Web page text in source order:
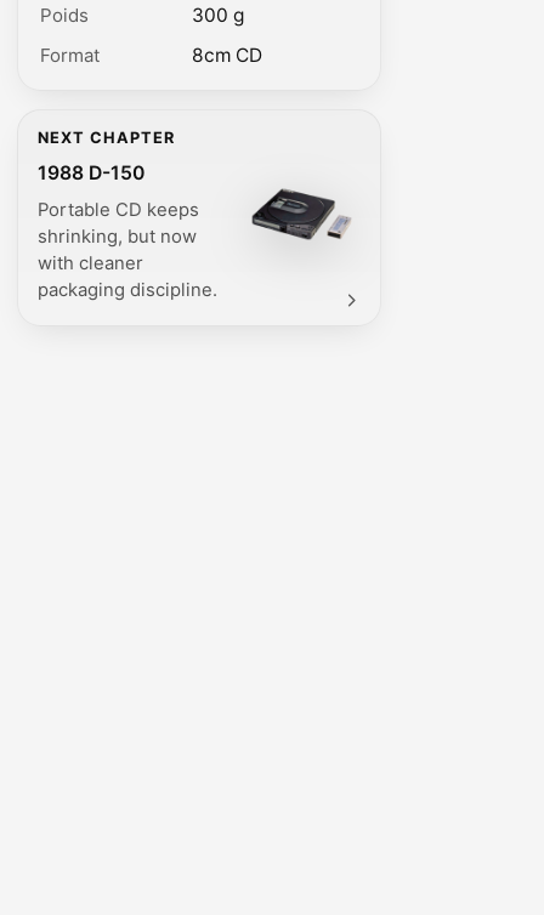
Poids
300 g
Format
8cm CD
NEXT CHAPTER
1988 D-150
Portable CD keeps
shrinking, but now
with cleaner
packaging discipline.